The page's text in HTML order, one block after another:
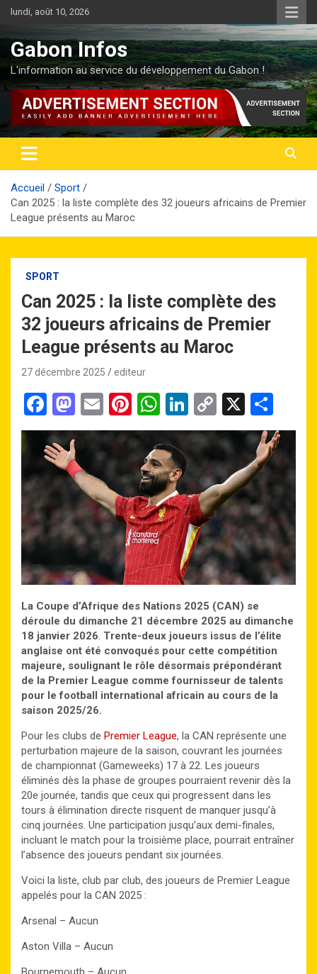
Aller
contenu
lundi, août 10, 2026
Gabon Infos
L'information au service du développement du Gabon !
Accueil
Sport
Can 2025 : la liste complète des 32 joueurs africains de Premier
League présents au Maroc
SPORT
Can 2025 : la liste complète des
32 joueurs africains de Premier
League présents au Maroc
27 décembre 2025 editeur
F
a
ce
b
o
o
k
M
a
st
o
d
o
n
E
m
ail
Pi
nt
er
es
t
W
h
at
s
A
p
p
Li
n
ke
dI
n
C
o
py
Li
n
k
X
ar
ta
g
er
La Coupe d’Afrique des Nations 2025 (CAN) se
déroule du dimanche 21 décembre 2025 au dimanche
18 janvier 2026. Trente-deux joueurs issus de l’élite
anglaise ont été convoqués pour cette compétition
majeure, soulignant le rôle désormais prépondérant
de la Premier League comme fournisseur de talents
pour le football international africain au cours de la
saison 2025/26.
Pour les clubs de Premier League, la CAN représente une
perturbation majeure de la saison, couvrant les journées
de championnat (Gameweeks) 17 à 22. Les joueurs
éliminés dès la phase de groupes pourraient revenir dès la
20e journée, tandis que ceux qui progressent dans les
tours à élimination directe risquent de manquer jusqu’à
cinq journées. Une participation jusqu’aux demi-finales,
incluant le match pour la troisième place, pourrait entraîner
l’absence des joueurs pendant six journées.
Voici la liste, club par club, des joueurs de Premier League
appelés pour la CAN 2025 :
Arsenal – Aucun
Aston Villa – Aucun